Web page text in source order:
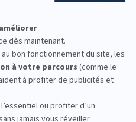
c’est… le sommeil », nous
bonne alimentation, des sports
peut-être du basket)
ses ressentis et sa
court après le sommeil mais
On varie les sports, on se
au but.